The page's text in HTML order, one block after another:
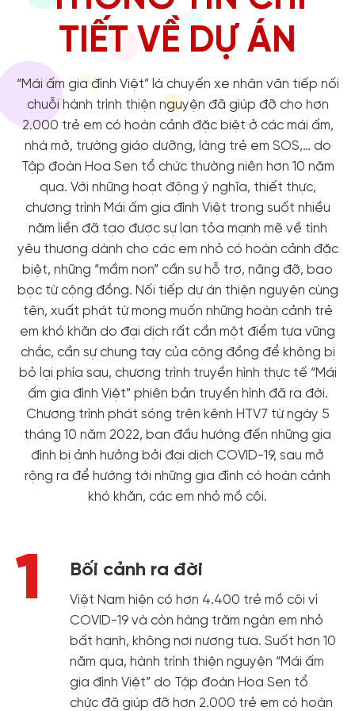
TIẾT VỀ DỰ ÁN
“Mái ấm gia đình Việt” là chuyến xe nhân văn tiếp nối
chuỗi hành trình thiện nguyện đã giúp đỡ cho hơn
2.000 trẻ em có hoàn cảnh đặc biệt ở các mái ấm,
nhà mở, trường giáo dưỡng, làng trẻ em SOS,… do
Tập đoàn Hoa Sen tổ chức thường niên hơn 10 năm
qua. Với những hoạt động ý nghĩa, thiết thực,
chương trình Mái ấm gia đình Việt trong suốt nhiều
năm liền đã tạo được sự lan tỏa mạnh mẽ về tình
yêu thương dành cho các em nhỏ có hoàn cảnh đặc
biệt, những “mầm non” cần sự hỗ trợ, nâng đỡ, bao
bọc từ cộng đồng. Nối tiếp dự án thiện nguyện cùng
tên, xuất phát từ mong muốn những hoàn cảnh trẻ
em khó khăn do đại dịch rất cần một điểm tựa vững
chắc, cần sự chung tay của cộng đồng để không bị
bỏ lại phía sau, chương trình truyền hình thực tế “Mái
ấm gia đình Việt” phiên bản truyền hình đã ra đời.
Chương trình phát sóng trên kênh HTV7 từ ngày 5
tháng 10 năm 2022, ban đầu hướng đến những gia
đình bị ảnh hưởng bởi đại dịch COVID-19, sau mở
rộng ra để hướng tới những gia đình có hoàn cảnh
khó khăn, các em nhỏ mồ côi.
1 Bối cảnh ra đời
Việt Nam hiện có hơn 4.400 trẻ mồ côi vì
COVID-19 và còn hàng trăm ngàn em nhỏ
bất hạnh, không nơi nương tựa. Suốt hơn 10
năm qua, hành trình thiện nguyện “Mái ấm
gia đình Việt” do Tập đoàn Hoa Sen tổ
chức đã giúp đỡ hơn 2.000 trẻ em có hoàn